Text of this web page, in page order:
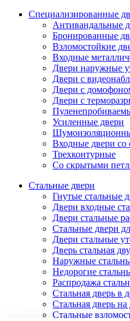
Специализированные
Антивандальные
Бронированные
Взломостойкие
Входные
Двери наружные
Двери с
Двери с
Двери с
Усиленные двери
Входные двери со
Трехконтурные
Со скрытыми
Стальные двери
Гнутые стальные
Двери входные
Двери стальные
Стальные двери
Двери стальные
Дверь стальная
Наружные
Недорогие
Распродажа
Стальная дверь в
Стальная дверь на
Стальные